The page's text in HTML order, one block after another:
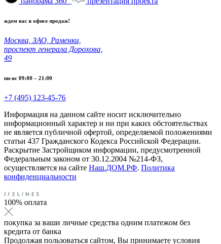
ждем вас в офисе продаж!
Москва, ЗАО, Раменки,
проспект генерала Дорохова,
49
пн-вс 09:00 – 21:00
+7 (495) 123-45-76
Информация на данном сайте носит исключительно
информационный характер и ни при каких обстоятельствах
не является публичной офертой, определяемой положениями
статьи 437 Гражданского Кодекса Российской Федерации.
Раскрытие Застройщиком информации, предусмотренной
Федеральным законом от 30.12.2004 №214-ФЗ,
осуществляется на сайте Наш.ДОМ.РФ. Политика
конфиденциальности
100% оплата
покупка за ваши личные средства одним платежом без
кредита от банка
Продолжая пользоваться сайтом, Вы принимаете условия